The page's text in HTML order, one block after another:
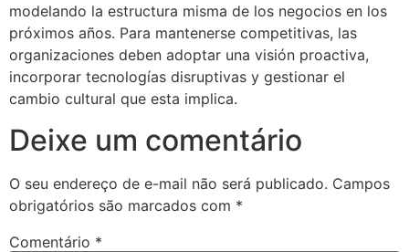
modelando la estructura misma de los negocios en los
próximos años. Para mantenerse competitivas, las
organizaciones deben adoptar una visión proactiva,
incorporar tecnologías disruptivas y gestionar el
cambio cultural que esta implica.
Deixe um comentário
O seu endereço de e-mail não será publicado. Campos
obrigatórios são marcados com *
Comentário *